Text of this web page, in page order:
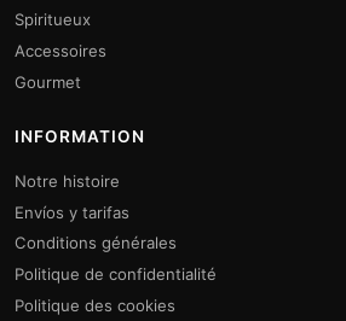
Spiritueux
Accessoires
Gourmet
INFORMATION
Notre histoire
Envíos y tarifas
Conditions générales
Politique de confidentialité
Politique des cookies